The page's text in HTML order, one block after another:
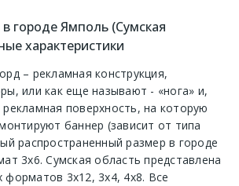
городе Ямполь (Сумская
характеристики
– рекламная конструкция,
или как еще называют - «нога» и,
поверхность, на которую
баннер (зависит от типа
распространенный размер в городе
3х6. Сумская область представлена
форматов 3х12, 3х4, 4х8. Все